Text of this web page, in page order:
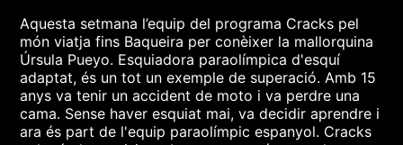
Aquesta setmana l’equip del programa Cracks pel
món viatja fins Baqueira per conèixer la mallorquina
Úrsula Pueyo. Esquiadora paraolímpica d'esquí
adaptat, és un tot un exemple de superació. Amb 15
anys va tenir un accident de moto i va perdre una
cama. Sense haver esquiat mai, va decidir aprendre i
ara és part de l'equip paraolímpic espanyol. Cracks